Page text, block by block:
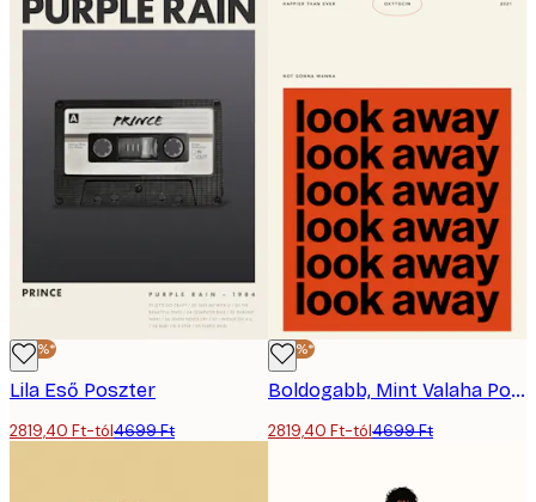
-40%*
Lila Eső Poszter
2819,40 Ft-tól4699 Ft
-40%*
Boldogabb, Mint Valaha Poszter
2819,40 Ft-tól4699 Ft